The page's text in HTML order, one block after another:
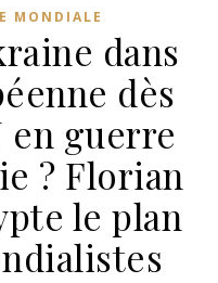
MONDIALE
dans
dès
en guerre
? Florian
le plan